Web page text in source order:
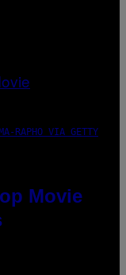
RAPHO VIA GETTY
Movie